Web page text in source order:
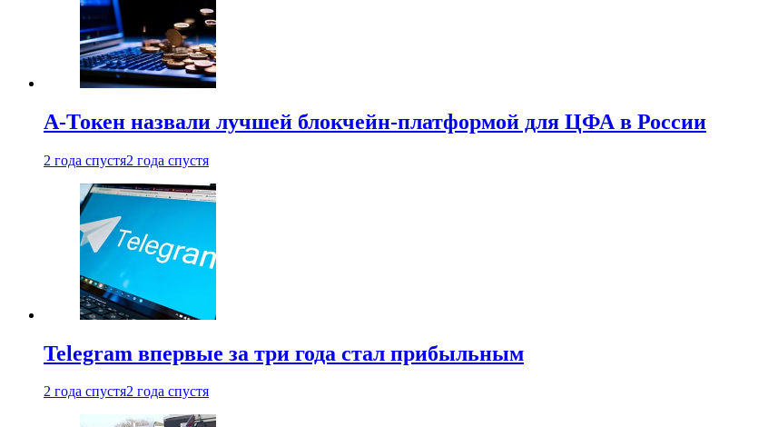
А-Токен назвали лучшей блокчейн-платформой для ЦФА в России
2 года спустя2 года спустя
Telegram впервые за три года стал прибыльным
2 года спустя2 года спустя